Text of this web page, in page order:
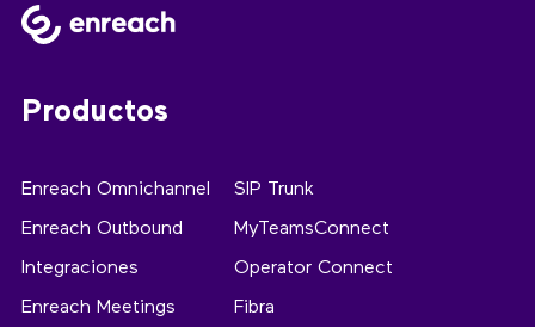
Productos
Enreach Omnichannel
Enreach Outbound
Integraciones
Enreach Meetings
SIP Trunk
MyTeamsConnect
Operator Connect
Fibra